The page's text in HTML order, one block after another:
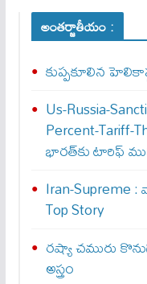
అంతర్జాతీయం :
కుప్పకూలిన
Us-Russia-
Percent-
భారత్‌కు టారిఫ్
Iran-Supreme :
Top Story
రష్యా చమురు
అస్త్రం